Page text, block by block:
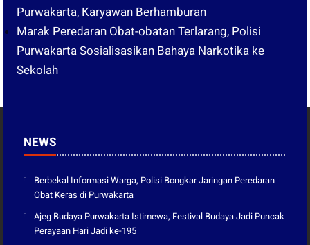
Purwakarta, Karyawan Berhamburan
Marak Peredaran Obat-obatan Terlarang, Polisi
Purwakarta Sosialisasikan Bahaya Narkotika ke
Sekolah
NEWS
Berbekal Informasi Warga, Polisi Bongkar Jaringan Peredaran
Obat Keras di Purwakarta
Ajeg Budaya Purwakarta Istimewa, Festival Budaya Jadi Puncak
Perayaan Hari Jadi ke-195